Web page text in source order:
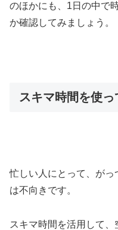
のほかにも、1日の中で
か確認してみましょう。
スキマ時間を使
忙しい人にとって、が
は不向きです。
スキマ時間を活用して